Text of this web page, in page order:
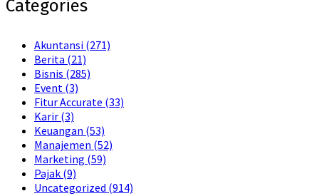
Categories
Akuntansi (271)
Berita (21)
Bisnis (285)
Event (3)
Fitur Accurate (33)
Karir (3)
Keuangan (53)
Manajemen (52)
Marketing (59)
Pajak (9)
Uncategorized (914)